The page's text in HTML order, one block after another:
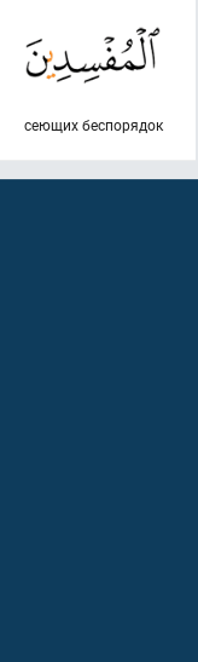
сеющих беспорядок